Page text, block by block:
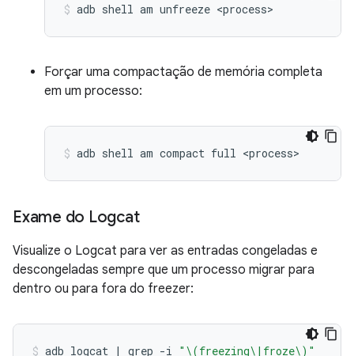
adb shell am unfreeze <process>
Forçar uma compactação de memória completa
em um processo:
adb shell am compact full <process>
Exame do Logcat
Visualize o Logcat para ver as entradas congeladas e
descongeladas sempre que um processo migrar para
dentro ou para fora do freezer:
adb logcat | grep -i "\(freezing\|froze\)"